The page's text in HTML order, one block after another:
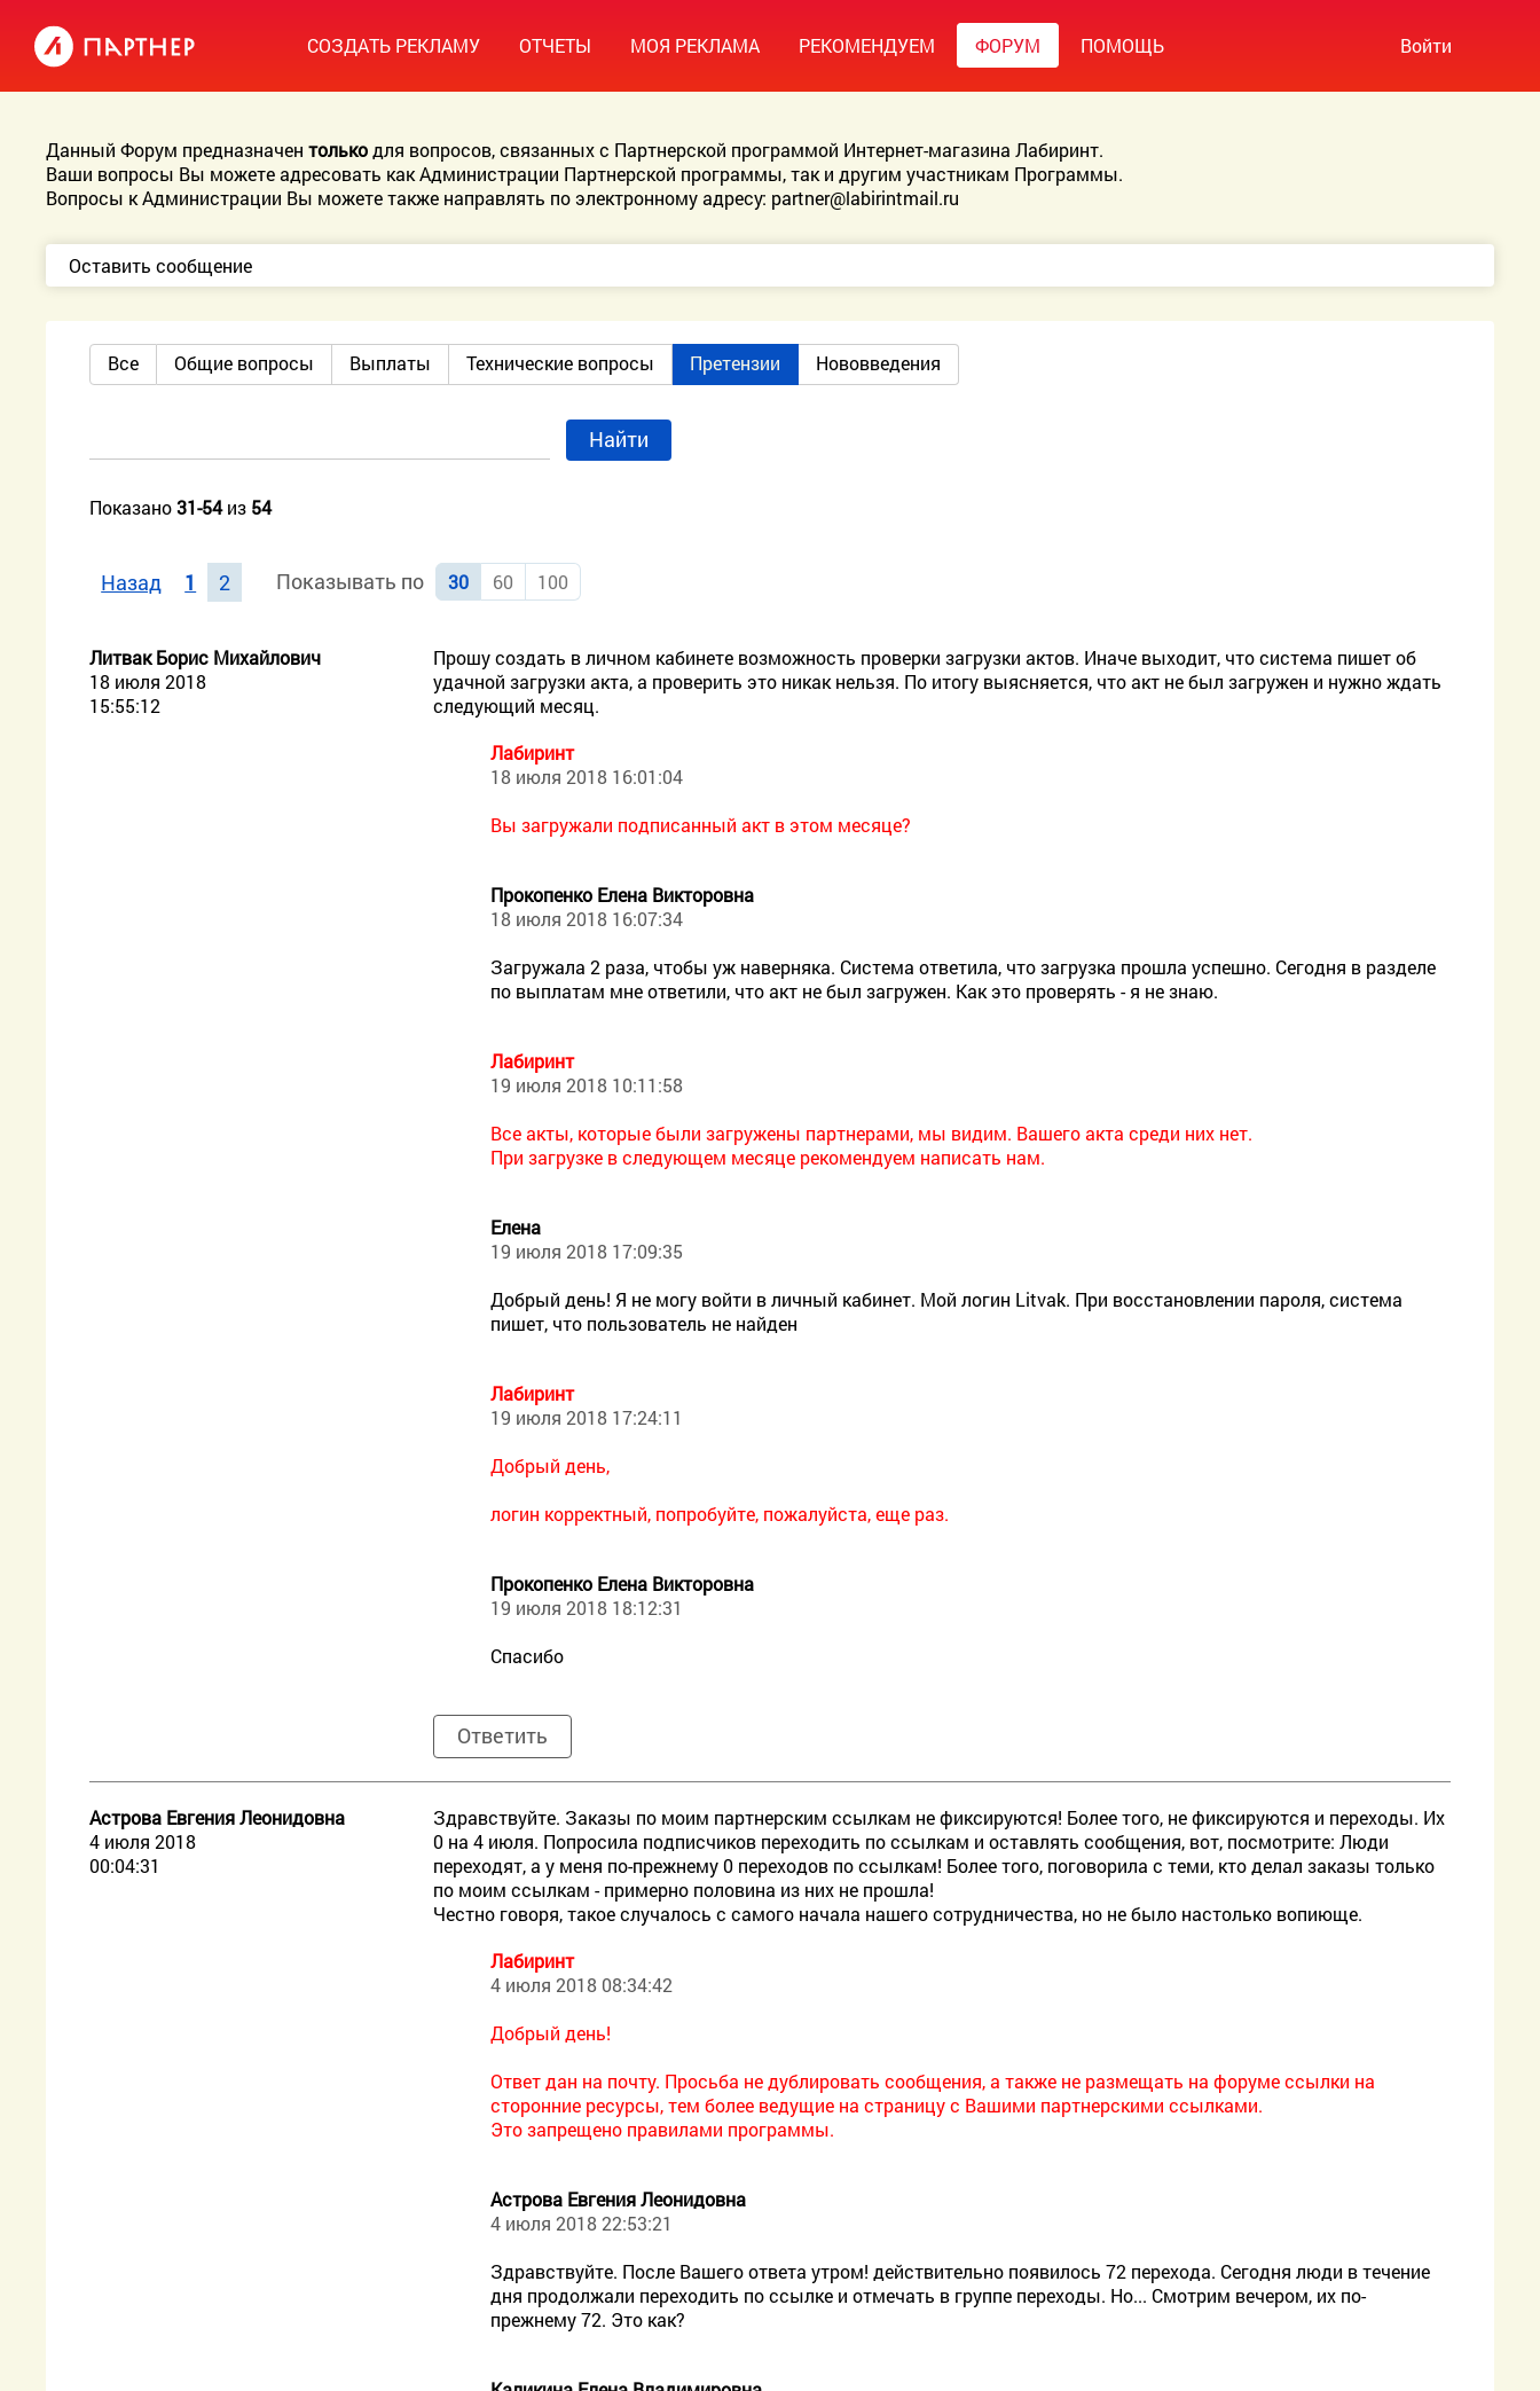
СОЗДАТЬ РЕКЛАМУ ОТЧЕТЫ МОЯ РЕКЛАМА РЕКОМЕНДУЕМ ФОРУМ ПОМОЩЬ Войти
Данный Форум предназначентолькодля вопросов, связанных с Партнерской программой Интернет-магазина Лабиринт.
Ваши вопросы Вы можете адресовать как Администрации Партнерской программы, так и другим участникам Программы.
Вопросы к Администрации Вы можете также направлять по электронному адресу: partner@labirintmail.ru
Оставить сообщение
Все Общие вопросы Выплаты Технические вопросы Претензии Нововведения
Найти
Показано31-54из 54
Назад 1 2 Показывать по 30 60 100
Литвак Борис Михайлович
18 июля 2018
15:55:12
Прошу создать в личном кабинете возможность проверки загрузки актов. Иначе выходит, что система пишет об
удачной загрузки акта, а проверить это никак нельзя. По итогу выясняется, что акт не был загружен и нужно ждать
следующий месяц.
Лабиринт
18 июля 2018 16:01:04
Вы загружали подписанный акт в этом месяце?
Прокопенко Елена Викторовна
18 июля 2018 16:07:34
Загружала 2 раза, чтобы уж наверняка. Система ответила, что загрузка прошла успешно. Сегодня в разделе
по выплатам мне ответили, что акт не был загружен. Как это проверять - я не знаю.
Лабиринт
19 июля 2018 10:11:58
Все акты, которые были загружены партнерами, мы видим. Вашего акта среди них нет.
При загрузке в следующем месяце рекомендуем написать нам.
Елена
19 июля 2018 17:09:35
Добрый день! Я не могу войти в личный кабинет. Мой логин Litvak. При восстановлении пароля, система
пишет, что пользователь не найден
Лабиринт
19 июля 2018 17:24:11
Добрый день,
логин корректный, попробуйте, пожалуйста, еще раз.
Прокопенко Елена Викторовна
19 июля 2018 18:12:31
Спасибо
Ответить
Астрова Евгения Леонидовна
4 июля 2018
00:04:31
Здравствуйте. Заказы по моим партнерским ссылкам не фиксируются! Более того, не фиксируются и переходы. Их
0 на 4 июля. Попросила подписчиков переходить по ссылкам и оставлять сообщения, вот, посмотрите: Люди
переходят, а у меня по-прежнему 0 переходов по ссылкам! Более того, поговорила с теми, кто делал заказы только
по моим ссылкам - примерно половина из них не прошла!
Честно говоря, такое случалось с самого начала нашего сотрудничества, но не было настолько вопиюще.
Лабиринт
4 июля 2018 08:34:42
Добрый день!
Ответ дан на почту. Просьба не дублировать сообщения, а также не размещать на форуме ссылки на
сторонние ресурсы, тем более ведущие на страницу с Вашими партнерскими ссылками.
Это запрещено правилами программы.
Астрова Евгения Леонидовна
4 июля 2018 22:53:21
Здравствуйте. После Вашего ответа утром! действительно появилось 72 перехода. Сегодня люди в течение
дня продолжали переходить по ссылке и отмечать в группе переходы. Но... Смотрим вечером, их по-
прежнему 72. Это как?